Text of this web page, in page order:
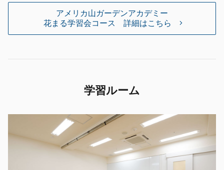
アメリカ山ガーデンアカデミー
花まる学習会コース 詳細はこちら
学習ルーム